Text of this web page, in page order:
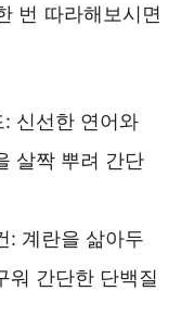
번 따라해보시면
신선한 연어와
살짝 뿌려 간단
: 계란을 삶아두
워 간단한 단백질